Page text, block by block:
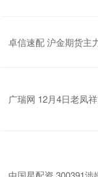
卓信速配 沪金期货主
广瑞网 12月4日老凤